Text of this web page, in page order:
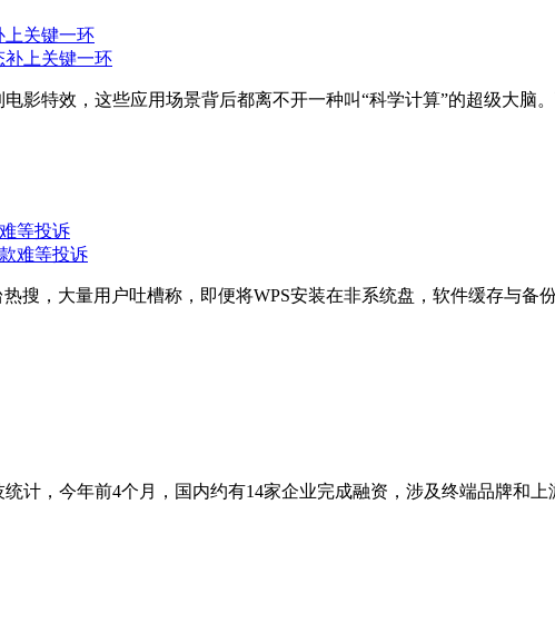
关键一环
影特效，这些应用场景背后都离不开一种叫“科学计算”的超级大
等投诉
搜，大量用户吐槽称，即便将WPS安装在非系统盘，软件缓存与
计，今年前4个月，国内约有14家企业完成融资，涉及终端品牌和